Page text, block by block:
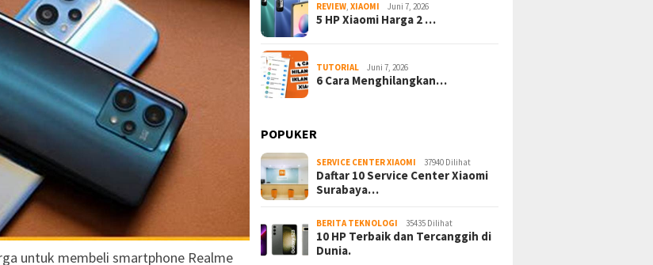
untuk membeli smartphone Realme
REVIEW,XIAOMI Juni 7, 2026
5 HP Xiaomi Harga 2 …
TUTORIAL Juni 7, 2026
6 Cara Menghilangkan…
POPUKER
SERVICE CENTER XIAOMI 37940 Dilihat
Daftar 10 Service Center Xiaomi
Surabaya…
BERITA TEKNOLOGI 35435 Dilihat
10 HP Terbaik dan Tercanggih di
Dunia.